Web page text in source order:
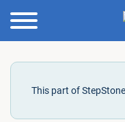
This part of